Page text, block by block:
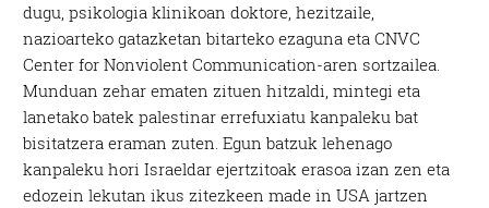
dugu, psikologia klinikoan doktore, hezitzaile,
nazioarteko gatazketan bitarteko ezaguna eta CNVC
Center for Nonviolent Communication-aren sortzailea.
Munduan zehar ematen zituen hitzaldi, mintegi eta
lanetako batek palestinar errefuxiatu kanpaleku bat
bisitatzera eraman zuten. Egun batzuk lehenago
kanpaleku hori Israeldar ejertzitoak erasoa izan zen eta
edozein lekutan ikus zitezkeen made in USA jartzen